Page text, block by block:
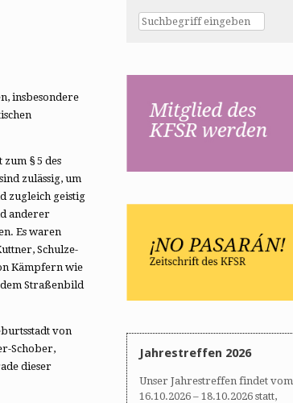
insbesondere
§ 5 des
zulässig, um
zugleich geistig
anderer
Es waren
Schulze-
Kämpfern wie
Straßenbild
von
Schober,
dieser
Jahrestreffen 2026
Unser Jahrestreffen findet vom
16.10.2026 – 18.10.2026 statt,